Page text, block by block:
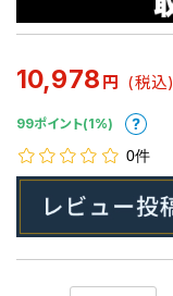
10,978 円 (税込)
99ポイント(1%)
0件